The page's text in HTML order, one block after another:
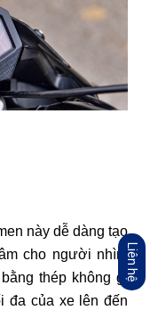
này dễ dàng tạo
cho người nhìn.
thép không gỉ
đa của xe lên đến
Liên hệ